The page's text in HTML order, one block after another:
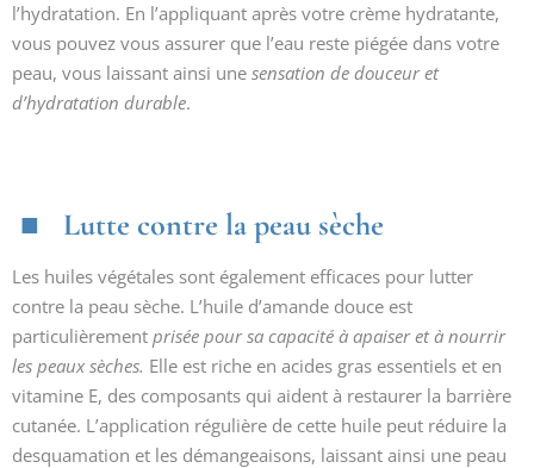
l’hydratation. En l’appliquant après votre crème hydratante,
vous pouvez vous assurer que l’eau reste piégée dans votre
peau, vous laissant ainsi une sensation de douceur et
d’hydratation durable.
Lutte contre la peau sèche
Les huiles végétales sont également efficaces pour lutter
contre la peau sèche. L’huile d’amande douce est
particulièrement prisée pour sa capacité à apaiser et à nourrir
les peaux sèches. Elle est riche en acides gras essentiels et en
vitamine E, des composants qui aident à restaurer la barrière
cutanée. L’application régulière de cette huile peut réduire la
desquamation et les démangeaisons, laissant ainsi une peau